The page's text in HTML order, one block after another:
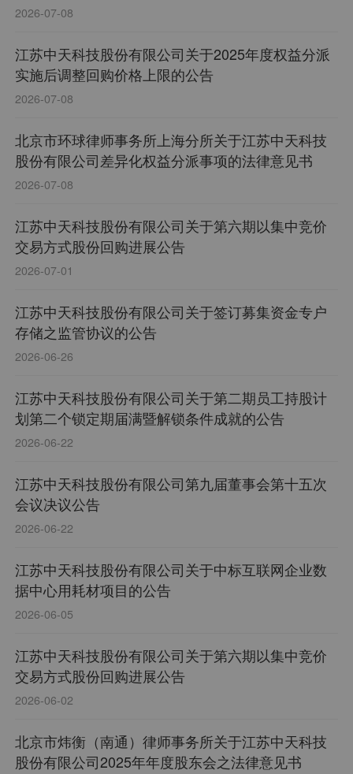
2026-07-08
江苏中天科技股份有限公司关于2025年度权益分派
实施后调整回购价格上限的公告
2026-07-08
北京市环球律师事务所上海分所关于江苏中天科技
股份有限公司差异化权益分派事项的法律意见书
2026-07-08
江苏中天科技股份有限公司关于第六期以集中竞价
交易方式股份回购进展公告
2026-07-01
江苏中天科技股份有限公司关于签订募集资金专户
存储之监管协议的公告
2026-06-26
江苏中天科技股份有限公司关于第二期员工持股计
划第二个锁定期届满暨解锁条件成就的公告
2026-06-22
江苏中天科技股份有限公司第九届董事会第十五次
会议决议公告
2026-06-22
江苏中天科技股份有限公司关于中标互联网企业数
据中心用耗材项目的公告
2026-06-05
江苏中天科技股份有限公司关于第六期以集中竞价
交易方式股份回购进展公告
2026-06-02
北京市炜衡（南通）律师事务所关于江苏中天科技
股份有限公司2025年年度股东会之法律意见书